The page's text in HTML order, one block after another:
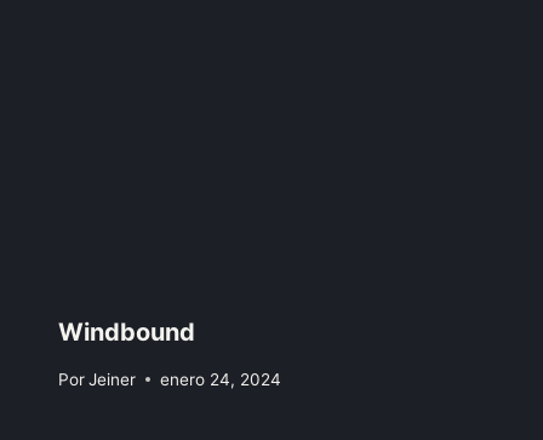
Windbound
PorJeiner enero 24, 2024